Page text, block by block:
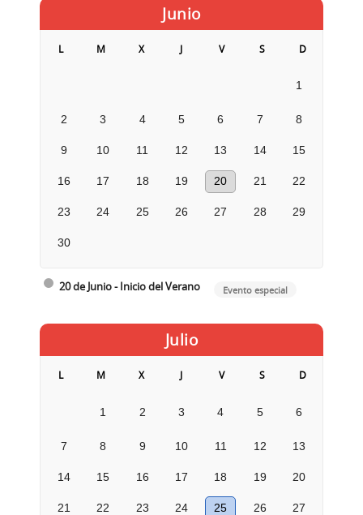
Junio
L M X J V S D
1
2 3 4 5 6 7 8
9 10 11 12 13 14 15
16 17 18 19 20 21 22
23 24 25 26 27 28 29
30
20 de Junio - Inicio del Verano Evento especial
Julio
L M X J V S D
1 2 3 4 5 6
7 8 9 10 11 12 13
14 15 16 17 18 19 20
21 22 23 24 25 26 27